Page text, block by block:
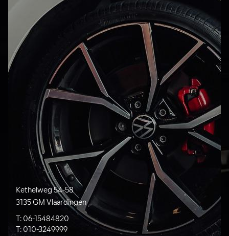
Kethelweg 54-58
3135 GM Vlaardingen
T: 06-15484820
T: 010-3249999